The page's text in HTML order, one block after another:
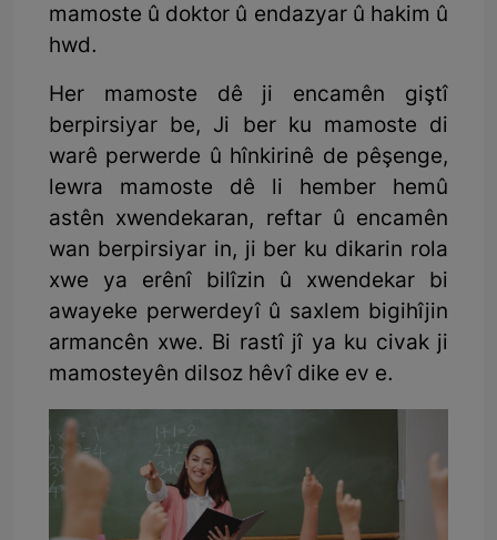
mamoste û doktor û endazyar û hakim û
hwd.
Her mamoste dê ji encamên giştî
berpirsiyar be, Ji ber ku mamoste di
warê perwerde û hînkirinê de pêşenge,
lewra mamoste dê li hember hemû
astên xwendekaran, reftar û encamên
wan berpirsiyar in, ji ber ku dikarin rola
xwe ya erênî bilîzin û xwendekar bi
awayeke perwerdeyî û saxlem bigihîjin
armancên xwe. Bi rastî jî ya ku civak ji
mamosteyên dilsoz hêvî dike ev e.